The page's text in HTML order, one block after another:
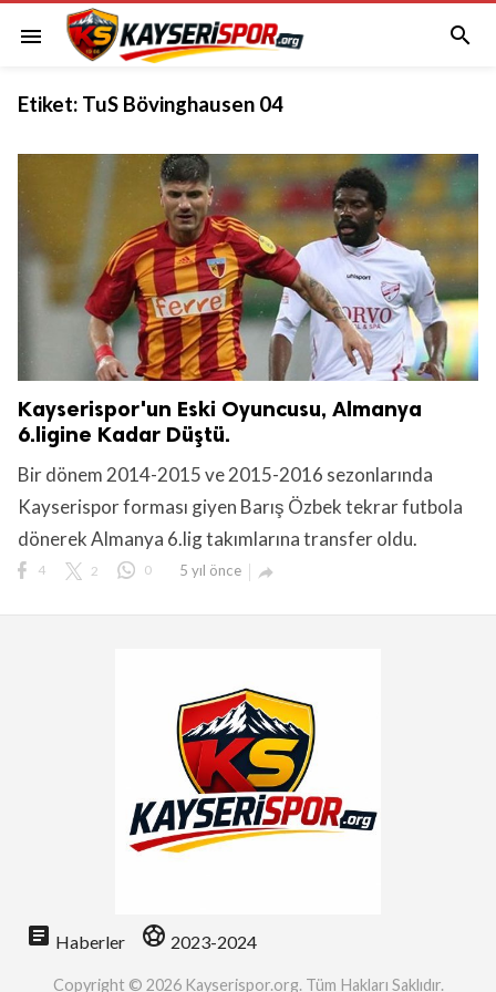
menu 
Etiket: TuS Bövinghausen 04
Kayserispor'un Eski Oyuncusu, Almanya
6.ligine Kadar Düştü.
Bir dönem 2014-2015 ve 2015-2016 sezonlarında
Kayserispor forması giyen Barış Özbek tekrar futbola
dönerek Almanya 6.lig takımlarına transfer oldu.
4 2 0 5 yıl önce 
article Haberler sports_soccer 2023-2024
Copyright © 2026 Kayserispor.org. Tüm Hakları Saklıdır.